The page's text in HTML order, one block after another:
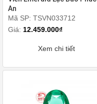
An
Mã SP: TSVN033712
Giá: 12.459.000₫
Xem chi tiết